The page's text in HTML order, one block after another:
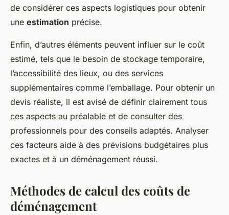
de considérer ces aspects logistiques pour obtenir
une estimation précise.
Enfin, d’autres éléments peuvent influer sur le coût
estimé, tels que le besoin de stockage temporaire,
l’accessibilité des lieux, ou des services
supplémentaires comme l’emballage. Pour obtenir un
devis réaliste, il est avisé de définir clairement tous
ces aspects au préalable et de consulter des
professionnels pour des conseils adaptés. Analyser
ces facteurs aide à des prévisions budgétaires plus
exactes et à un déménagement réussi.
Méthodes de calcul des coûts de
déménagement